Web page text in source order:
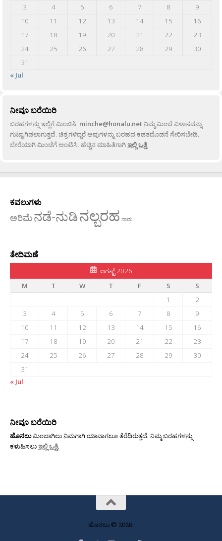
3
4 5 6 7 8
9
10
11 12 13 14 15
16
17
18 19 20 21 22
23
24
25 26 27 28 29
30
31
« Jul
ನೀವೂ ಬರೆಯಿರಿ
ಬರಹಗಳನ್ನು ಇಲ್ಲಿಗೆ ಮಿಂಚಿಸಿ: minche@honalu.netನಿಮ್ಮ ಮಿಂಚೆ ವಿಳಾಸವನ್ನು
ಗುಟ್ಟಾಗಿಡಲಾಗುತ್ತದೆ. ಚಿತ್ರಗಳಿದ್ದರೆ ಅವುಗಳನ್ನು ಬರಹದ ಕಡತದೊಡನೆ ಸೇರಿಸಬೇಡಿ,
ಬೇರೆಯಾಗಿ ಮಿಂಚೆಗೆ ಅಂಟಿಸಿ. ಹೆಚ್ಚಿನ ಮಾಹಿತಿಗಾಗಿಇಲ್ಲಿ ಒತ್ತಿ.
ಕವಲುಗಳು
ಅರಿಮೆನಡೆ-ನುಡಿನಲ್ಬರಹ ನಾಡು
ತೇದಿಮಣೆ
ಆಗಸ್ಟ್ 2026
M
T W T F S
S
1
2
3
4 5 6 7 8
9
10
11 12 13 14 15
16
17
18 19 20 21 22
23
24
25 26 27 28 29
30
31
« Jul
ನೀವೂ ಬರೆಯಿರಿ
ಹೊನಲುಮಿಂಬಾಗಿಲು ನಿಮಗಾಗಿ ಯಾವಾಗಲೂ ತೆರೆದಿರುತ್ತದೆ. ನಿಮ್ಮ ಬರಹಗಳನ್ನು
ಕಳುಹಿಸಲುಇಲ್ಲಿ ಒತ್ತಿ.
ಹೊನಲು © 2026.